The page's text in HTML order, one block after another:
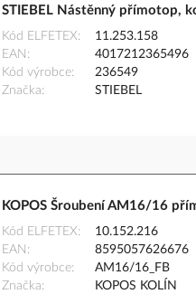
STIEBEL Nástěnný přímotop,
Kód ELFETEX
11.253.158
EAN
4017212365496
Kód výrobce
236549
Značka
STIEBEL
KOPOS Šroubení AM16/16
Kód ELFETEX
10.152.216
EAN
8595057626676
Kód výrobce
AM16/16_FB
Značka
KOPOS KOLÍN